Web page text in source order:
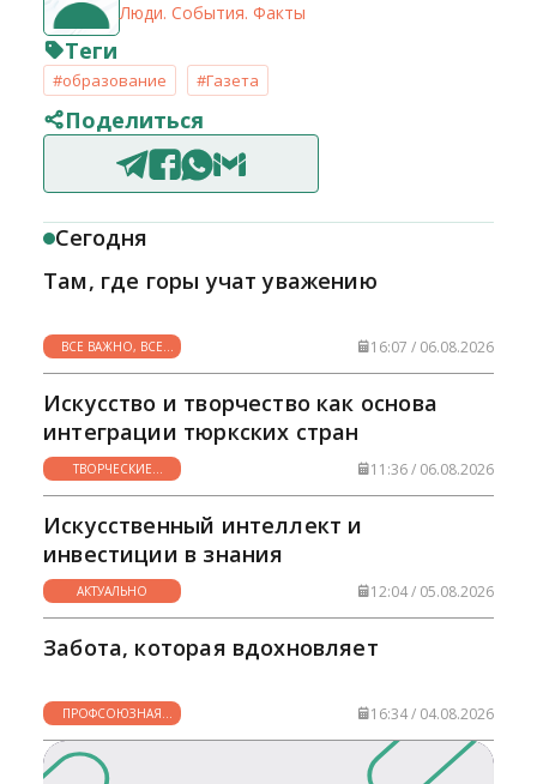
Люди. События. Факты
Теги
#образование #Газета
Поделиться
Сегодня
Там, где горы учат уважению
ВСЕ ВАЖНО, ВСЕ
НУЖНО
16:07 / 06.08.2026
Искусство и творчество как основа
интеграции тюркских стран
ТВОРЧЕСКИЕ
ГОРИЗОНТЫ
11:36 / 06.08.2026
Искусственный интеллект и
инвестиции в знания
АКТУАЛЬНО 12:04 / 05.08.2026
Забота, которая вдохновляет
ПРОФСОЮЗНАЯ
ЖИЗНЬ
16:34 / 04.08.2026